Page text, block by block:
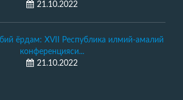
21.10.2022
ёрдам: XVII Республика илмий-амалий
конференцияси...
21.10.2022